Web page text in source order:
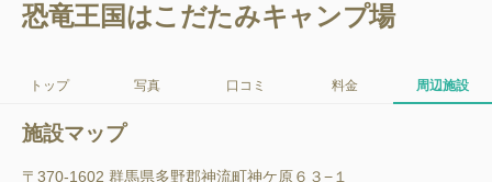
恐竜王国はこだたみキャンプ場
トップ 写真 口コミ 料金 周辺施設
施設マップ
〒370-1602 群馬県多野郡神流町神ケ原６３−１